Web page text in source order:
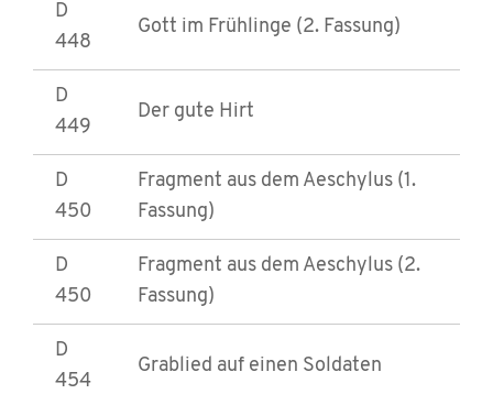
D
448
Gott im Frühlinge (2. Fassung)
D
449
Der gute Hirt
D
450
Fragment aus dem Aeschylus (1.
Fassung)
D
450
Fragment aus dem Aeschylus (2.
Fassung)
D
454
Grablied auf einen Soldaten